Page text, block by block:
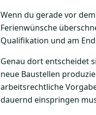
Wenn du gerade vor
Ferienwünsche
Qualifikation und am
Genau dort entscheidet
neue Baustellen
arbeitsrechtliche
dauernd einspringen